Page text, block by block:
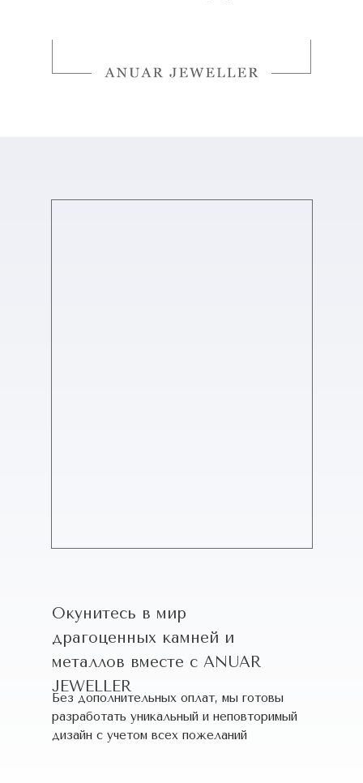
Окунитесь в мир
драгоценных камней и
металлов вместе с ANUAR
JEWELLER
Без дополнительных оплат, мы готовы
разработать уникальный и неповторимый
дизайн c учетом всех пожеланий